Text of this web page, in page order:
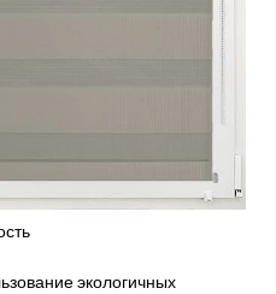
экологичных